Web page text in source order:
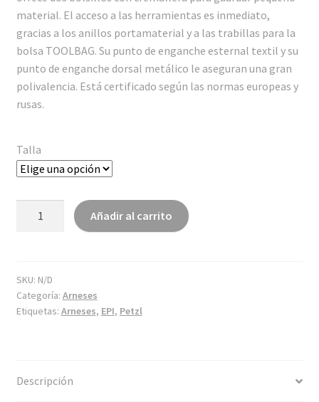
material. El acceso a las herramientas es inmediato,
gracias a los anillos portamaterial y a las trabillas para la
bolsa TOOLBAG. Su punto de enganche esternal textil y su
punto de enganche dorsal metálico le aseguran una gran
polivalencia. Está certificado según las normas europeas y
rusas.
Talla
cantidad
Añadir al carrito
SKU: N/D
Categoría: Arneses
Etiquetas: Arneses, EPI, Petzl
Descripción